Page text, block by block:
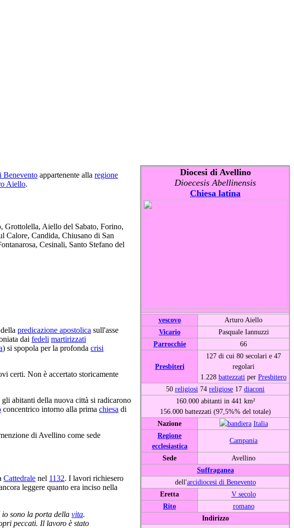
Diocesi di Avellino
Dioecesis Abellinensis
Chiesa latina
vescovo
Arturo Aiello
Vicario
Pasquale Iannuzzi
Parrocchie
66
Presbiteri
127 di cui 80 secolari e 47
regolari
1.228 battezzati per Presbitero
50 religiosi 74 religiose 17 diaconi
160.000 abitanti in 441 km²
156.000 battezzati (97,5%% del totale)
Nazione
Italia
Regione
ecclesiastica
Campania
Sede
Avellino
Suffraganea
dell'arcidiocesi di Benevento
Eretta
V secolo
Rito
romano
Indirizzo
Benevento appartenente alla regione
Aiello.
Grottolella, Aiello del Sabato, Forino,
Calore, Candida, Chiusano di San
Cesinali, Santo Stefano del
predicazione apostolica sull'asse
dai fedeli martirizzati
) si spopola per la profonda crisi
certi. Non è accertato storicamente
gli abitanti della nuova città si radicarono
concentrico intorno alla prima chiesa di
di Avellino come sede
Cattedrale nel 1132. I lavori richiesero
leggere quanto era inciso nella
io sono la porta della vita.
peccati. Il lavoro è stato